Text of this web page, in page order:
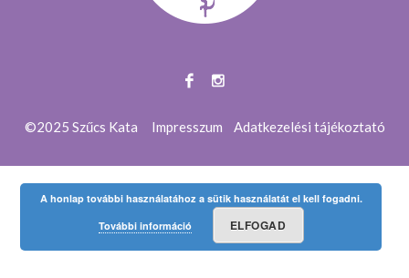
©2025 Szűcs Kata Impresszum Adatkezelési tájékoztató
A honlap további használatához a sütik használatát el kell fogadni.
További információ
ELFOGAD